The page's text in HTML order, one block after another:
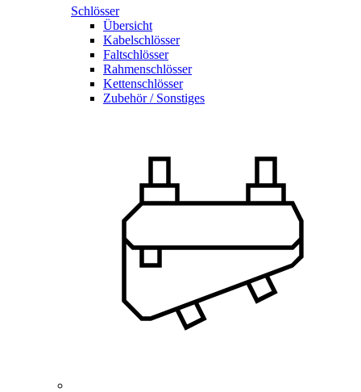
Schlösser
Übersicht
Kabelschlösser
Faltschlösser
Rahmenschlösser
Kettenschlösser
Zubehör / Sonstiges